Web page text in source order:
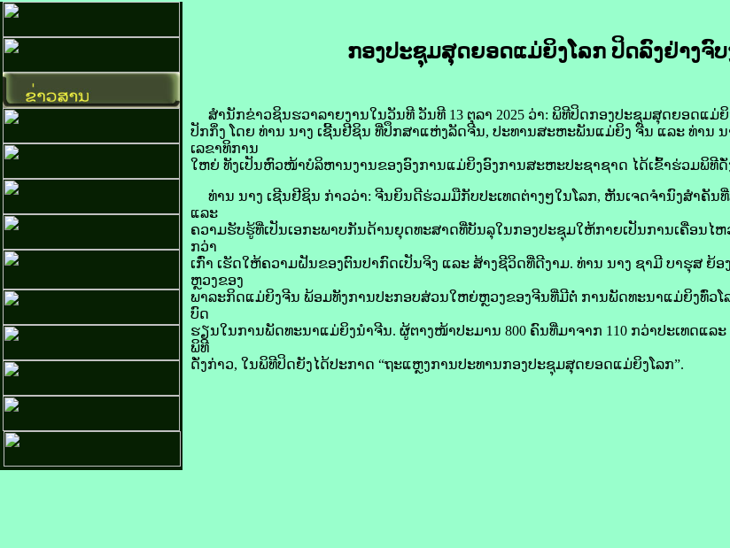
ກອງ​ປະຊຸມ​ສຸດ​ຍອດ​ແມ່ຍິງ​ໂລກ ປິດ​ລົງ​ຢ່າງ​ຈົບ
ສຳນັກ​ຂ່າວ​ຊິນ​ຮວາ​ລາຍ​ງານ​ໃນ​ວັນ​ທີ ວັນ​ທີ 13 ຕຸລາ 2025 ວ່າ​​: ພິທີ​ປິດ​ກອງ​ປະຊຸມ​ສຸດ​ຍອດ​ແມ່
ປັກ​ກິ່ງ ໂດຍ ທ່ານ ນາງ ເຊີ້ນ​ຢີ​ຊິນ ທີ່​ປຶກສາ​ແຫ່ງ​ລັດ​ຈີນ, ປະທານ​ສະຫະພັນ​ແມ່ຍິງ ຈີນ ແລະ ທ່ານ ນ
ເລຂາທິການ
ໃຫຍ່ ທັງ​ເປັນ​ຫົວໜ້າ​ບໍລິຫານ​ງານ​ຂອງ​ອົງການ​ແມ່ຍິງ​ອົງການ​ສະຫະ​ປະຊາ​ຊາດ ໄດ້​ເຂົ້າ​ຮ່ວມ​ພິທີ​ດັ່
ທ່ານ ນາງ ເຊີນ​ຢີ​ຊິນ ກ່າວ​ວ່າ: ຈີນ​ຍິນ​ດີ​ຮ່ວມ​ມື​ກັບ​ປະເທດ​ຕ່າງໆ​ໃນ​ໂລກ, ຫັນ​ເຈດ​ຈຳນົງ​ສຳຄັນ​
ແລະ
ຄວາມ​ຮັບ​ຮູ້​ທີ່​ເປັນ​ເອກະ​ພາບ​ກັນ​ດ້ານ​ຍຸດ​ທະ​ສາດ​ທີ່​ບັນລຸ​ໃນ​ກອງ​ປະຊຸມ​ໃຫ້​ກາຍເປັນ​ການເຄື່ອນໄ
ກວ່າ​
ເກົ່າ ​ເຮັດ​ໃຫ້​ຄວາມ​ຝັນ​ຂອງ​ຕົນ​ປາກົດ​ເປັນ​ຈິງ ແລະ ສ້າງ​ຊີວິດ​ທີ່​ດີງາມ. ທ່ານ ນາງ ຊາ​ມີ ບາ​ຮຸ​​ສ ຍ້
ຫຼວງ​ຂອງ
ພາລະກິດ​ແມ່ຍິງ​ຈີນ ພ້ອມ​ທັງການ​ປະກອບສ່ວນ​ໃຫຍ່​ຫຼວງ​ຂອງ​ຈີນ​ທີ່​ມີ​ຕໍ່ ການ​ພັດທະນາ​ແມ່ຍິງ​ທົ່ວ​ໂ
ບົດ
ຮຽນ​ໃນ​ການ​ພັດທະນາ​ແມ່ຍິງ​ນຳ​ຈີນ. ຜູ້ຕາງໜ້າ​ປະມານ 800 ຄົນ​ທີ່​ມາ​ຈາກ 110 ກວ່າ​ປະເທດ​ແລ
ພິທີ​
ດັ່ງກ່າວ, ໃນ​ພິທີ​ປິດ​ຍັງ​ໄດ້​ປະກາດ “ຖະແຫຼງການ​ປະທານ​ກອງ​ປະຊຸມ​ສຸດ​ຍອດ​ແມ່ຍິງ​ໂລກ”.